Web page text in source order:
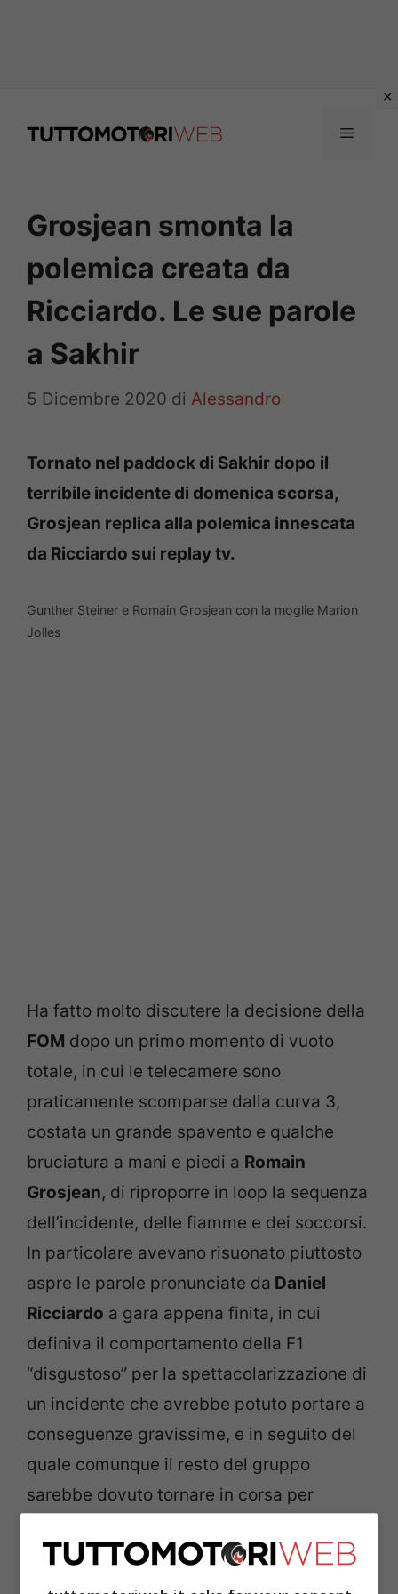
Menu
Grosjean smonta la
polemica creata da
Ricciardo. Le sue parole
a Sakhir
5 Dicembre 2020 di Alessandro
Tornato nel paddock di Sakhir dopo il
terribile incidente di domenica scorsa,
Grosjean replica alla polemica innescata
da Ricciardo sui replay tv.
Gunther Steiner e Romain Grosjean con la moglie Marion
Jolles
Ha fatto molto discutere la decisione della
FOM dopo un primo momento di vuoto
totale, in cui le telecamere sono
praticamente scomparse dalla curva 3,
costata un grande spavento e qualche
bruciatura a mani e piedi a Romain
Grosjean, di riproporre in loop la sequenza
dell’incidente, delle fiamme e dei soccorsi.
In particolare avevano risuonato piuttosto
aspre le parole pronunciate da Daniel
Ricciardo a gara appena finita, in cui
definiva il comportamento della F1
“disgustoso” per la spettacolarizzazione di
un incidente che avrebbe potuto portare a
conseguenze gravissime, e in seguito del
quale comunque il resto del gruppo
sarebbe dovuto tornare in corsa per
critica a cui avevano fatto eco altri
colleghi indispettiti.